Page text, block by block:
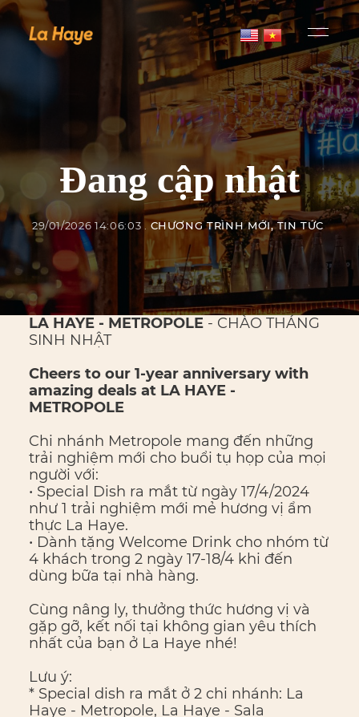
Đang cập nhật
29/01/2026 14:06:03 CHƯƠNG TRÌNH MỚI TIN TỨC
LA HAYE - METROPOLE- CHÀO THÁNG
SINH NHẬT
Cheers to our 1-year anniversary with
amazing deals at LA HAYE -
METROPOLE
Chi nhánh Metropole mang đến những
trải nghiệm mới cho buổi tụ họp của mọi
người với:
• Special Dish ra mắt từ ngày 17/4/2024
như 1 trải nghiệm mới mẻ hương vị ẩm
thực La Haye.
• Dành tặng Welcome Drink cho nhóm từ
4 khách trong 2 ngày 17-18/4 khi đến
dùng bữa tại nhà hàng.
Cùng nâng ly, thưởng thức hương vị và
gặp gỡ, kết nối tại không gian yêu thích
nhất của bạn ở La Haye nhé!
Lưu ý:
* Special dish ra mắt ở 2 chi nhánh: La
Haye - Metropole, La Haye - Sala